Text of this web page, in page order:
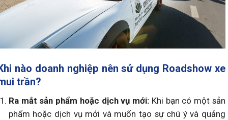
nào doanh nghiệp nên sử dụng Roadshow xe
trần?
Ra mắt sản phẩm hoặc dịch vụ mới: Khi bạn có một sản
phẩm hoặc dịch vụ mới và muốn tạo sự chú ý và quảng